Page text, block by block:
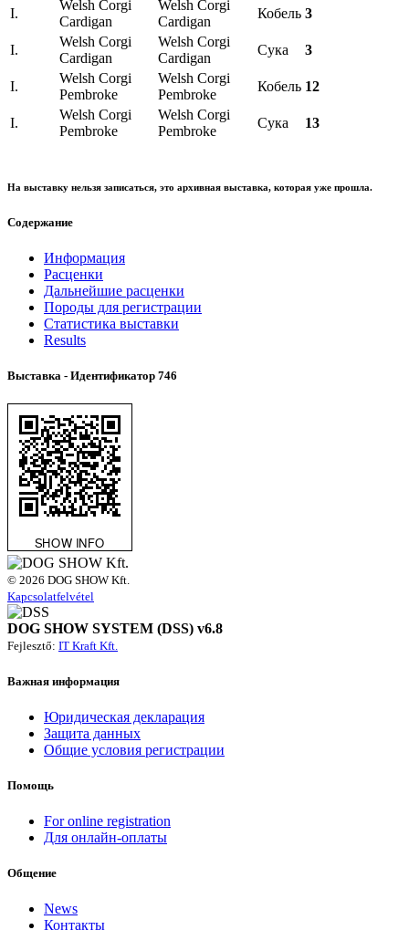
I.
Welsh Corgi
Cardigan
Welsh Corgi
Cardigan
Кобель 3
I.
Welsh Corgi
Cardigan
Welsh Corgi
Cardigan
Сука 3
I.
Welsh Corgi
Pembroke
Welsh Corgi
Pembroke
Кобель 12
I.
Welsh Corgi
Pembroke
Welsh Corgi
Pembroke
Сука 13
На выставку нельзя записаться, это архивная выставка, которая уже прошла.
Содержание
Информация
Расценки
Дальнейшие расценки
Породы для регистрации
Статистика выставки
Results
Выставка - Идентификатор 746
© 2026 DOG SHOW Kft.
Kapcsolatfelvétel
DOG SHOW SYSTEM (DSS) v6.8
Fejlesztő: IT Kraft Kft.
Важная информация
Юридическая декларация
Защита данных
Общие условия регистрации
Помощь
For online registration
Для онлайн-оплаты
Общение
News
Контакты